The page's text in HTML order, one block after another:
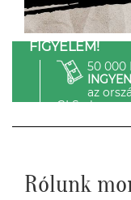
FIGYELEM!
50 000
az
GLS-el.
Rólunk